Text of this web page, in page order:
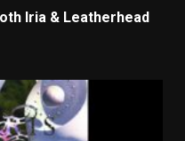
Iria & Leatherhead